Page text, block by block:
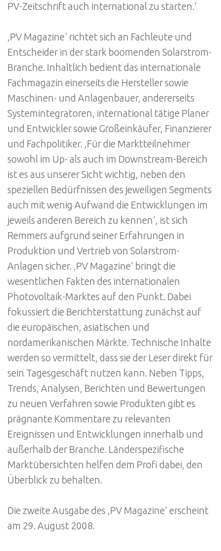
PV-Zeitschrift auch international zu starten.‘
‚PV Magazine‘ richtet sich an Fachleute und
Entscheider in der stark boomenden Solarstrom-
Branche. Inhaltlich bedient das internationale
Fachmagazin einerseits die Hersteller sowie
Maschinen- und Anlagenbauer, andererseits
Systemintegratoren, international tätige Planer
und Entwickler sowie Großeinkäufer, Finanzierer
und Fachpolitiker. ‚Für die Marktteilnehmer
sowohl im Up- als auch im Downstream-Bereich
ist es aus unserer Sicht wichtig, neben den
speziellen Bedürfnissen des jeweiligen Segments
auch mit wenig Aufwand die Entwicklungen im
jeweils anderen Bereich zu kennen‘, ist sich
Remmers aufgrund seiner Erfahrungen in
Produktion und Vertrieb von Solarstrom-
Anlagen sicher. ‚PV Magazine‘ bringt die
wesentlichen Fakten des internationalen
Photovoltaik-Marktes auf den Punkt. Dabei
fokussiert die Berichterstattung zunächst auf
die europäischen, asiatischen und
nordamerikanischen Märkte. Technische Inhalte
werden so vermittelt, dass sie der Leser direkt für
sein Tagesgeschäft nutzen kann. Neben Tipps,
Trends, Analysen, Berichten und Bewertungen
zu neuen Verfahren sowie Produkten gibt es
prägnante Kommentare zu relevanten
Ereignissen und Entwicklungen innerhalb und
außerhalb der Branche. Länderspezifische
Marktübersichten helfen dem Profi dabei, den
Überblick zu behalten.
Die zweite Ausgabe des ‚PV Magazine‘ erscheint
am 29. August 2008.